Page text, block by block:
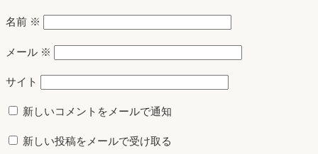
名前 ※
メール ※
サイト
新しいコメントをメールで通知
新しい投稿をメールで受け取る